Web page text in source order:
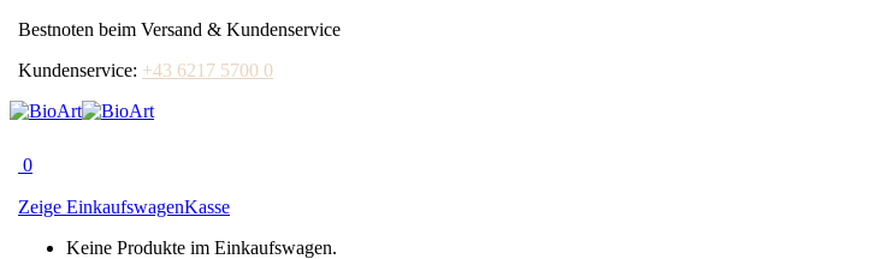
Bestnoten beim Versand & Kundenservice
Kundenservice: +43 6217 5700 0
0
Zeige EinkaufswagenKasse
Keine Produkte im Einkaufswagen.